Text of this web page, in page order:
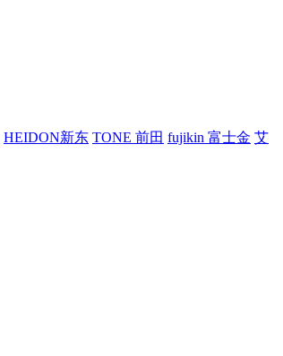
HEIDON新东 TONE 前田 fujikin 富士金 艾